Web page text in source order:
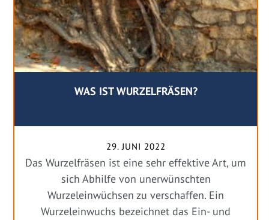
WAS IST WURZELFRÄSEN?
29. JUNI 2022
Das Wurzelfräsen ist eine sehr effektive Art, um
sich Abhilfe von unerwünschten
Wurzeleinwüchsen zu verschaffen. Ein
Wurzeleinwuchs bezeichnet das Ein- und